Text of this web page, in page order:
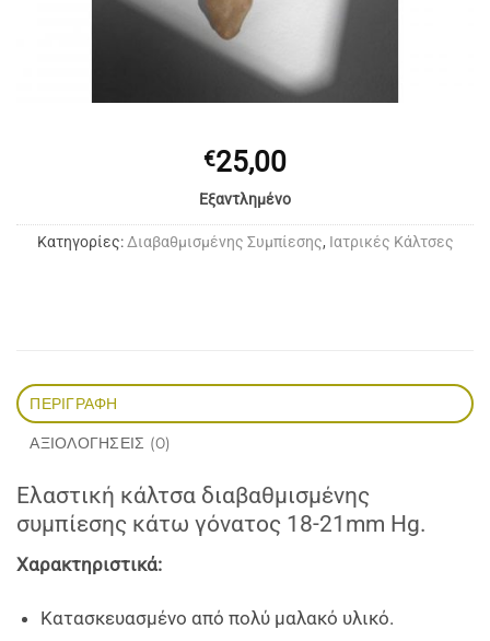
€25,00
Εξαντλημένο
Κατηγορίες: Διαβαθμισμένης Συμπίεσης, Ιατρικές Κάλτσες
ΠΕΡΙΓΡΑΦΉ
ΑΞΙΟΛΟΓΉΣΕΙΣ (0)
Ελαστική κάλτσα διαβαθμισμένης
συμπίεσης κάτω γόνατος 18-21mm Hg.
Χαρακτηριστικά:
Κατασκευασμένο από πολύ μαλακό υλικό.